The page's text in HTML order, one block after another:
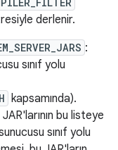
derlenir.
:
sınıf yolu
kapsamında).
bu listeye
sınıf yolu